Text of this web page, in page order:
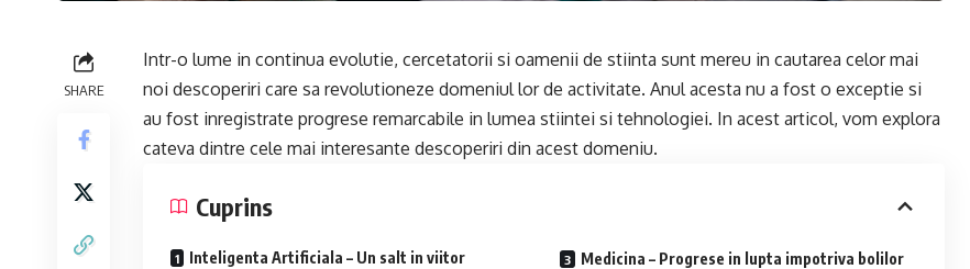
SHARE
Intr-o lume in continua evolutie, cercetatorii si oamenii de stiinta sunt mereu in cautarea celor mai
noi descoperiri care sa revolutioneze domeniul lor de activitate. Anul acesta nu a fost o exceptie si
au fost inregistrate progrese remarcabile in lumea stiintei si tehnologiei. In acest articol, vom explora
cateva dintre cele mai interesante descoperiri din acest domeniu.
Cuprins
Inteligenta Artificiala – Un salt in viitor Medicina – Progrese in lupta impotriva bolilor